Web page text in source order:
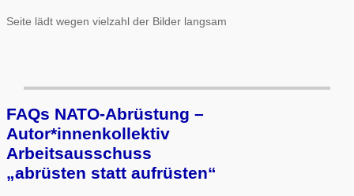
Seite lädt wegen vielzahl der Bilder langsam
FAQs NATO-Abrüstung –
Autor*innenkollektiv
Arbeits­aus­schuss
„ab­rüs­ten statt auf­rüs­ten“